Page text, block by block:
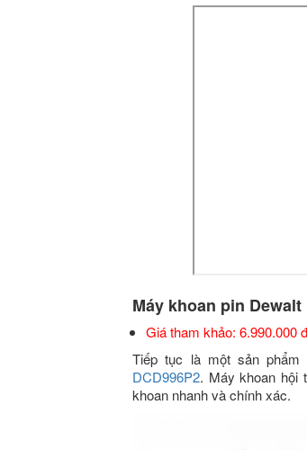
Máy khoan pin Dewalt
Giá tham khảo: 6.990.000
Tiếp tục là một sản phẩm
DCD996P2. Máy khoan hội
khoan nhanh và chính xác.